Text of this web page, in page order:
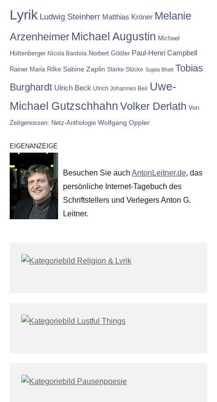
Lyrik Ludwig Steinherr Matthias Kröner Melanie
Arzenheimer Michael Augustin Michael
Hüttenberger Nicola Bardola Norbert Göttler Paul-Henri Campbell
Rainer Maria Rilke Sabine Zaplin Starke Stücke Sujata Bhatt Tobias
Burghardt Ulrich Beck Ulrich Johannes Beil
Uwe-
Michael Gutzschhahn Volker Derlath Von
Zeitgenossen: Netz-Anthologie Wolfgang Oppler
EIGENANZEIGE
Besuchen Sie auch AntonLeitner.de, das
persönliche Internet-Tagebuch des
Schriftstellers und Verlegers Anton G.
Leitner.